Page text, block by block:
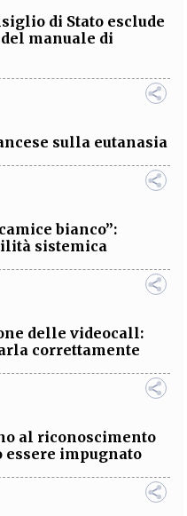
di Stato esclude
manuale di
sulla eutanasia
bianco”:
sistemica
delle videocall:
correttamente
al riconoscimento
essere impugnato